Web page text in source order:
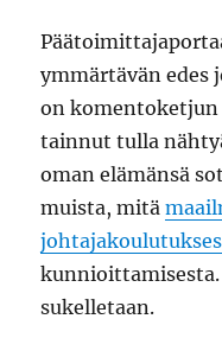
ymmärtävän
on
tainnut tulla
oman elämänsä
muista, mitä
sukelletaan.